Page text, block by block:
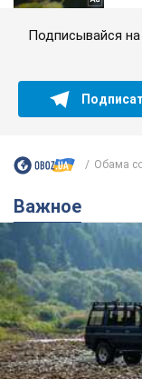
Подписывайся
Обама
Важное